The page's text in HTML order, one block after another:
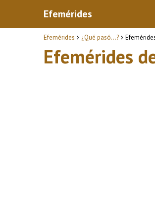
Efemérides
Efemérides ¿Qué pasó...?
Efemérides